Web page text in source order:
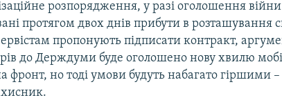
розпорядження, у разі оголошення
протягом двох днів прибути в розташування
пропонують підписати контракт,
до Держдуми буде оголошено нову хвилю
фронт, но тоді умови будуть набагато гіршими –